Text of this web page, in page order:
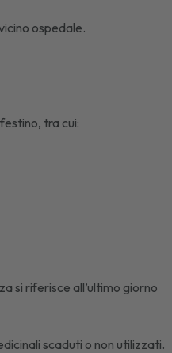
ospedale.
tra cui:
si riferisce all’ultimo giorno
scaduti o non utilizzati.